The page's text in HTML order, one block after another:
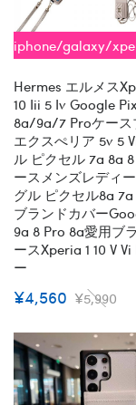
iphone/galaxy/
Hermes エルメス
10 Iii 5 Iv Google
8a/9a/7 Proケース
エクスぺリア 5v 5
ル ピクセル 7a 8a
ースメンズレディ
グル ピクセル8a
ブランドカバー
9a 8 Pro 8a愛用ブ
ースxperia 1 10 V
ー
¥4,560 ¥5,990